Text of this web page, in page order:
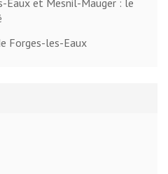
Forges-les-Eaux